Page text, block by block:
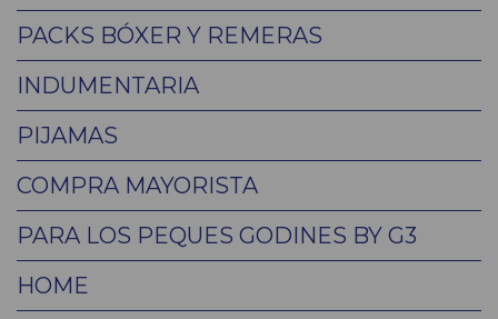
PACKS BÓXER Y REMERAS
INDUMENTARIA
PIJAMAS
COMPRA MAYORISTA
PARA LOS PEQUES GODINES BY G3
HOME